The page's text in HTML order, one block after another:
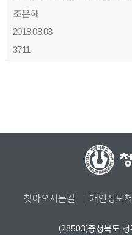
조은해
2018.08.03
3711
찾아오시는길 개인정보
(28503)충청북도